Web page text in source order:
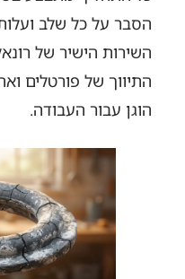
הסבר על כל שלב
השירות הישיר של
התיווך של פורטלים
הוגן עבור העבודה.